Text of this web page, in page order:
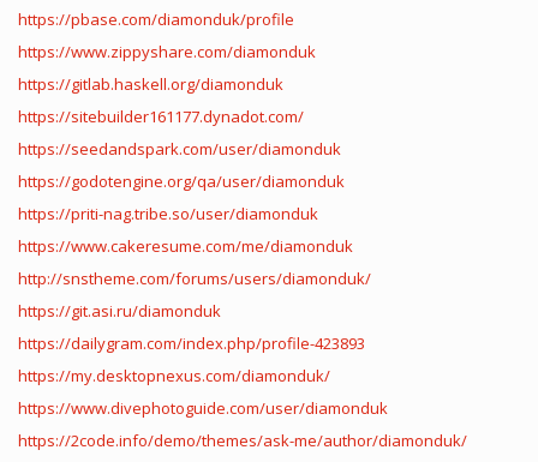
https://pbase.com/diamonduk/profile
https://www.zippyshare.com/diamonduk
https://gitlab.haskell.org/diamonduk
https://sitebuilder161177.dynadot.com/
https://seedandspark.com/user/diamonduk
https://godotengine.org/qa/user/diamonduk
https://priti-nag.tribe.so/user/diamonduk
https://www.cakeresume.com/me/diamonduk
http://snstheme.com/forums/users/diamonduk/
https://git.asi.ru/diamonduk
https://dailygram.com/index.php/profile-423893
https://my.desktopnexus.com/diamonduk/
https://www.divephotoguide.com/user/diamonduk
https://2code.info/demo/themes/ask-me/author/diamonduk/